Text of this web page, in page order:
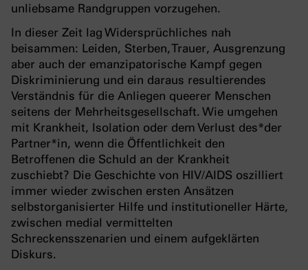
unliebsame Randgruppen vorzugehen.
In dieser Zeit lag Widersprüchliches nah
beisammen: Leiden, Sterben, Trauer, Ausgrenzung
aber auch der emanzipatorische Kampf gegen
Diskriminierung und ein daraus resultierendes
Verständnis für die Anliegen queerer Menschen
seitens der Mehrheitsgesellschaft. Wie umgehen
mit Krankheit, Isolation oder dem Verlust des*der
Partner*in, wenn die Öffentlichkeit den
Betroffenen die Schuld an der Krankheit
zuschiebt? Die Geschichte von HIV/AIDS oszilliert
immer wieder zwischen ersten Ansätzen
selbstorganisierter Hilfe und institutioneller Härte,
zwischen medial vermittelten
Schreckensszenarien und einem aufgeklärten
Diskurs.